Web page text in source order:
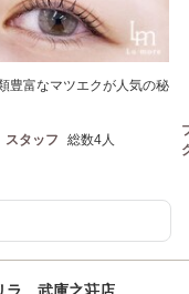
豊富なマツエクが人気の秘
スタッフ 総数4人
ラ 武庫之荘店